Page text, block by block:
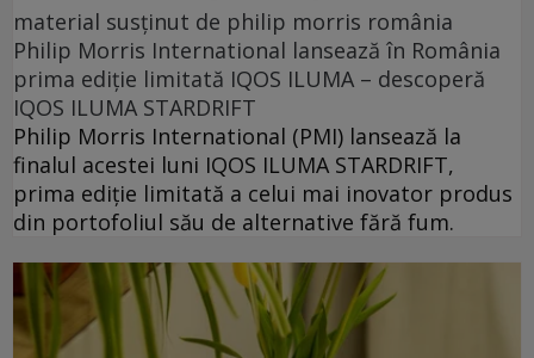
material susținut de philip morris românia
Philip Morris International lansează în România
prima ediție limitată IQOS ILUMA – descoperă
IQOS ILUMA STARDRIFT
Philip Morris International (PMI) lansează la
finalul acestei luni IQOS ILUMA STARDRIFT,
prima ediție limitată a celui mai inovator produs
din portofoliul său de alternative fără fum.